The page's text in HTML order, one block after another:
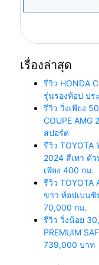
เรื่องล่าสุด
รีวิว HONDA
รุ่นรองท้อป ป
รีวิว วิ่งเพียง
COUPE AMG
สปอร์ต
รีวิว TOYOTA
2024 สีเทา ตั
เพียง 400 กม.
รีวิว TOYOTA
ขาว ท้อปเบน
70,000 กม.
รีวิว วิ่งน้อย
PREMUIM
739,000 บาท